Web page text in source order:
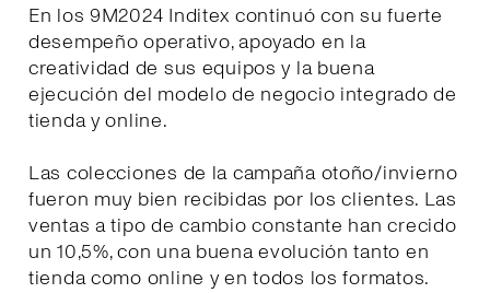
En los 9M2024 Inditex continuó con su fuerte
desempeño operativo, apoyado en la
creatividad de sus equipos y la buena
ejecución del modelo de negocio integrado de
tienda y online.
Las colecciones de la campaña otoño/invierno
fueron muy bien recibidas por los clientes. Las
ventas a tipo de cambio constante han crecido
un 10,5%, con una buena evolución tanto en
tienda como online y en todos los formatos.